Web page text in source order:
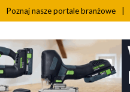
Poznaj nasze portale branżowe